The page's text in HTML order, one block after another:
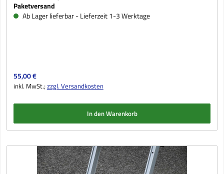
Paketversand
Ab Lager lieferbar - Lieferzeit 1-3 Werktage
Regulärer Preis:
55,00 €
inkl. MwSt.;zzgl. Versandkosten
In den Warenkorb